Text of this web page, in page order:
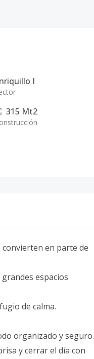
I
315 Mt2
convierten en parte de
espacios
de calma.
organizado y seguro.
y cerrar el día con